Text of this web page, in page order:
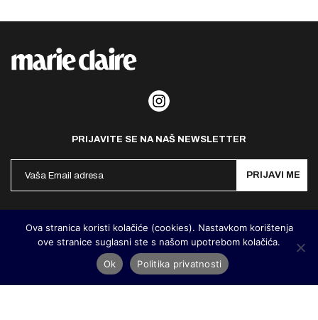
PRIJAVITE SE NA NAŠ NEWSLETTER
PRIJAVI ME
MarieClaire Hrvatska 2026. Designed and developed by Cubes
Ova stranica koristi kolačiće (cookies). Nastavkom korištenja
ove stranice suglasni ste s našom upotrebom kolačića.
Ok
Politika privatnosti